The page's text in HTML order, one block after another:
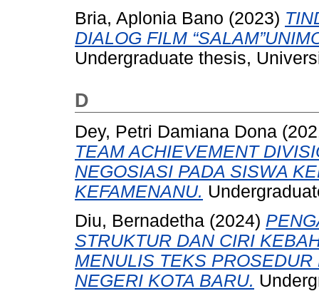
Bria, Aplonia Bano (2023)
DIALOG FILM
Undergraduate thesis,
D
Dey, Petri Damiana Dona
TEAM ACHIEVEMENT
NEGOSIASI PADA SISWA
KEFAMENANU.
Diu, Bernadetha (2024)
STRUKTUR DAN CIRI
MENULIS TEKS
NEGERI KOTA BARU.